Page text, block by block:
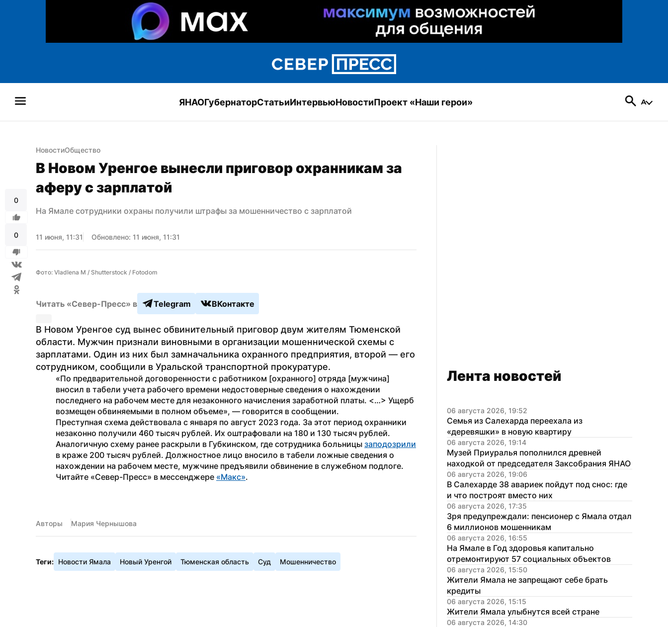
ЯНАОГубернаторСтатьиИнтервьюНовостиПроект «Наши герои»
0
0
НовостиОбщество
В Новом Уренгое вынесли приговор охранникам за
аферу с зарплатой
На Ямале сотрудники охраны получили штрафы за мошенничество с зарплатой
11 июня, 11:31 Обновлено: 11 июня, 11:31
Фото: Vladlena M / Shutterstock / Fotodom
Читать «Север-Пресс» в Telegram ВКонтакте
В Новом Уренгое суд вынес обвинительный приговор двум жителям Тюменской
области. Мужчин признали виновными в организации мошеннической схемы с
зарплатами. Один из них был замначальника охранного предприятия, второй — его
сотрудником, сообщили в Уральской транспортной прокуратуре.
«По предварительной договоренности с работником [охранного] отряда [мужчина]
вносил в табели учета рабочего времени недостоверные сведения о нахождении
последнего на рабочем месте для незаконного начисления заработной платы. <…> Ущерб
возмещен обвиняемыми в полном объеме», — говорится в сообщении.
Преступная схема действовала с января по август 2023 года. За этот период охранники
незаконно получили 460 тысяч рублей. Их оштрафовали на 180 и 130 тысяч рублей.
Аналогичную схему ранее раскрыли в Губкинском, где сотрудника больницы заподозрили
в краже 200 тысяч рублей. Должностное лицо вносило в табели ложные сведения о
нахождении на рабочем месте, мужчине предъявили обвинение в служебном подлоге.
Читайте «Север-Пресс» в мессенджере «Макс».
Авторы Мария Чернышова
Теги: Новости Ямала Новый Уренгой Тюменская область Суд Мошенничество
Лента новостей
06 августа 2026, 19:52
Семья из Салехарда переехала из
«деревяшки» в новую квартиру
06 августа 2026, 19:14
Музей Приуралья пополнился древней
находкой от председателя Заксобрания ЯНАО
06 августа 2026, 19:06
В Салехарде 38 авариек пойдут под снос: где
и что построят вместо них
06 августа 2026, 17:35
Зря предупреждали: пенсионер с Ямала отдал
6 миллионов мошенникам
06 августа 2026, 16:55
На Ямале в Год здоровья капитально
отремонтируют 57 социальных объектов
06 августа 2026, 15:50
Жители Ямала не запрещают себе брать
кредиты
06 августа 2026, 15:15
Жители Ямала улыбнутся всей стране
06 августа 2026, 14:30